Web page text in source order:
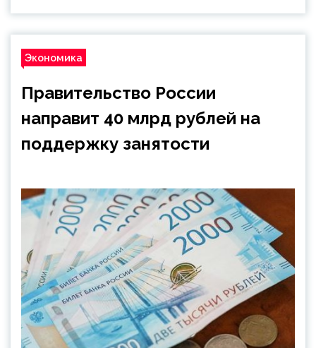
Экономика
Правительство России
направит 40 млрд рублей на
поддержку занятости